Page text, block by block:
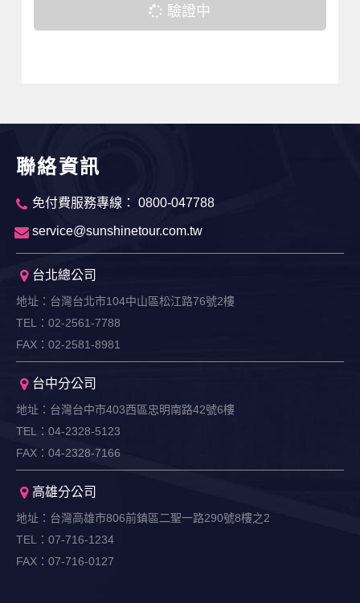
驗證中
聯絡資訊
免付費服務專線： 0800-047788
service@sunshinetour.com.tw
台北總公司
地址：台灣台北市104中山區松江路76號2樓
TEL：02-2561-7788
FAX：02-2581-8981
台中分公司
地址：台灣台中市403西區忠明南路42號6樓
TEL：04-2328-5123
FAX：04-2328-7166
高雄分公司
地址：台灣高雄市806前鎮區二聖一路290號8樓之2
TEL：07-716-1234
FAX：07-716-0127